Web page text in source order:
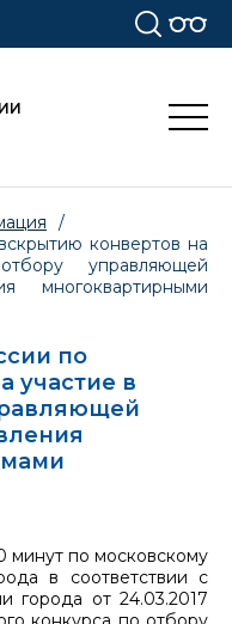
/
конвертов на
управляющей
многоквартирными
по
участие в
минут по московскому
в соответствии с
города от 24.03.2017